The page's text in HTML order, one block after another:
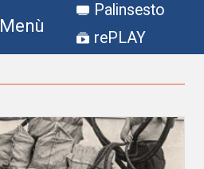
Menù
Palinsesto
rePLAY